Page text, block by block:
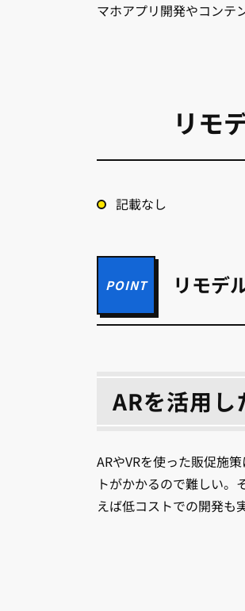
マホアプリ開発やコンテ
リモ
記載なし
リモデ
ARを活用し
ARやVRを使った販促施
トがかかるので難しい
えば低コストでの開発も